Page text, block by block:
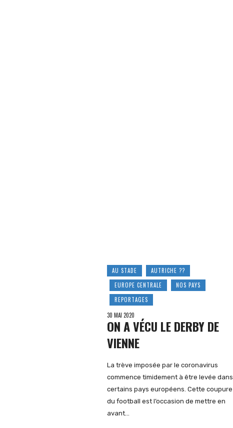
AU STADE
AUTRICHE ??
EUROPE CENTRALE
NOS PAYS
REPORTAGES
30 MAI 2020
ON A VÉCU LE DERBY DE
VIENNE
La trève imposée par le coronavirus
commence timidement à être levée dans
certains pays européens. Cette coupure
du football est l’occasion de mettre en
avant…